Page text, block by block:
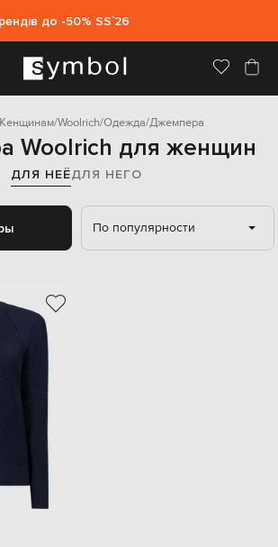
до -50% SS`26
Woolrich Одежда Джемпера
Woolrich для женщин
ДЛЯ НЕЁДЛЯ НЕГО
По популярности